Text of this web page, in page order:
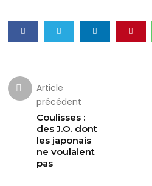
Article
précédent
Coulisses :
des J.O. dont
les japonais
ne voulaient
pas